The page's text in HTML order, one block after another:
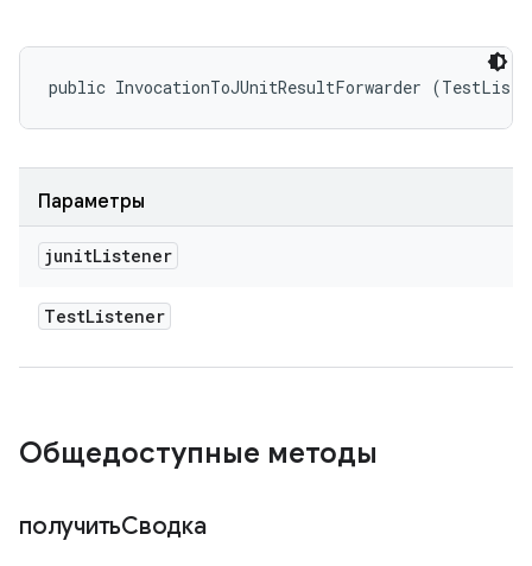
public InvocationToJUnitResultForwarder
Параметры
junitListener
TestListener
Общедоступные методы
получитьСводка